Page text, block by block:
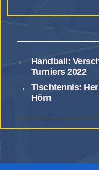
←
Handball:
Turniers 2022
→
Tischtennis:
Hörn